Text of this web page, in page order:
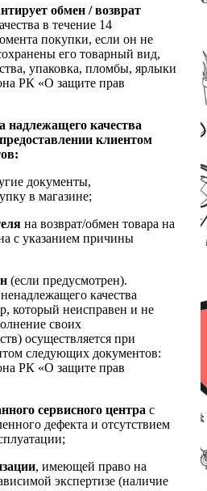
обмен / возврат
в течение 14
покупки, если он не
его товарный вид,
упаковка, пломбы, ярлыки
РК «О защите прав
надлежащего качества
клиентом
документы,
в магазине;
на возврат/обмен товара на
с указанием причины
(если предусмотрен).
качества
который неисправен и не
своих
осуществляется при
следующих документов:
РК «О защите прав
сервисного центра с
дефекта и отсутствием
, имеющей право на
экспертизе (наличие